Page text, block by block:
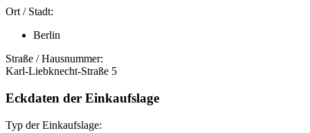
Ort / Stadt:
Berlin
Straße / Hausnummer:
Karl-Liebknecht-Straße 5
Eckdaten der Einkaufslage
Typ der Einkaufslage: